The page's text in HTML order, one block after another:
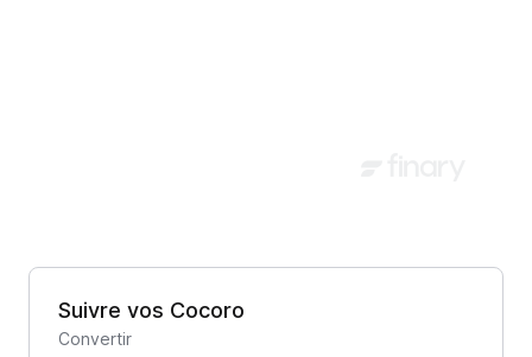
Suivre vos Cocoro
Convertir